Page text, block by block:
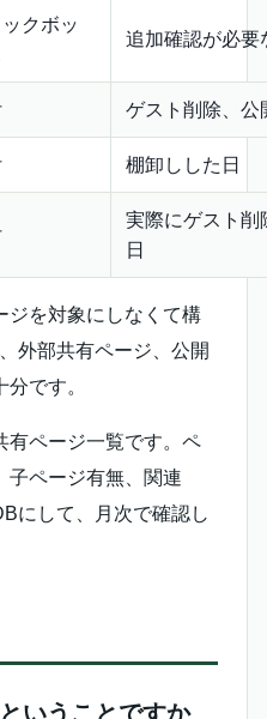
クボッ
追加確認が必要
ゲスト削除、公
棚卸しした日
実際にゲスト削
日
ジを対象にしなくて構
外部共有ページ、公開
です。
有ページ一覧です。ペ
子ページ有無、関連
にして、月次で確認し
いうことですか